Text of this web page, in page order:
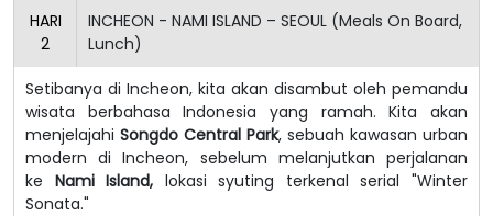
HARI
2
INCHEON - NAMI ISLAND – SEOUL (Meals On Board,
Lunch)
Setibanya di Incheon, kita akan disambut oleh pemandu
wisata berbahasa Indonesia yang ramah.Kita akan
menjelajahi Songdo Central Park, sebuah kawasan urban
modern di Incheon, sebelum melanjutkan perjalanan
ke Nami Island, lokasi syuting terkenal serial "Winter
Sonata."